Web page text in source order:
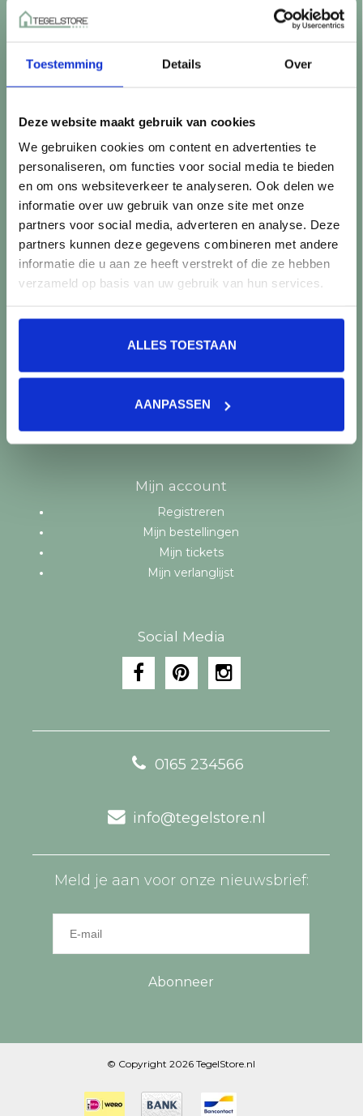
Toestemming Details Over
Deze website maakt gebruik van cookies
We gebruiken cookies om content en advertenties te
personaliseren, om functies voor social media te bieden
en om ons websiteverkeer te analyseren. Ook delen we
informatie over uw gebruik van onze site met onze
partners voor social media, adverteren en analyse. Deze
partners kunnen deze gegevens combineren met andere
informatie die u aan ze heeft verstrekt of die ze hebben
verzameld op basis van uw gebruik van hun services.
ALLES TOESTAAN
AANPASSEN
Snijverlies
Klantenservice
Veelgestelde vragen
Over TegelStore.nl
Contact
Algemene voorwaarden
Privacy Policy
Nieuwe producten
Aanbiedingen
Tags
RSS-feed
Mijn account
Registreren
Mijn bestellingen
Mijn tickets
Mijn verlanglijst
Social Media
0165 234566
info@tegelstore.nl
Meld je aan voor onze nieuwsbrief:
Abonneer
© Copyright 2026 TegelStore.nl